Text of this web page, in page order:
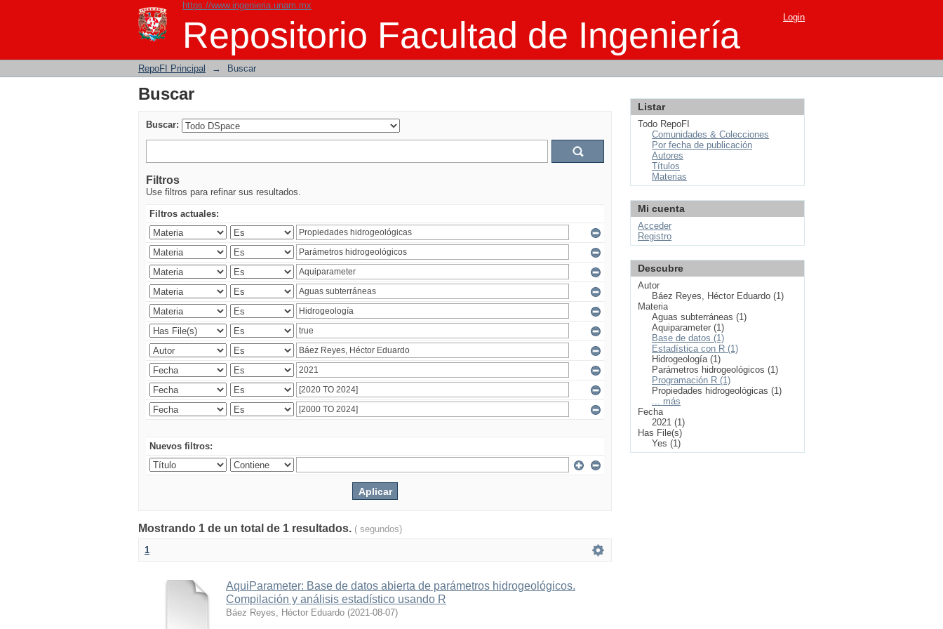
https://www.ingenieria.unam.mx
Repositorio Facultad de Ingeniería
Buscar Login
RepoFI Principal → Buscar
Buscar
Buscar:
Filtros
Use filtros para refinar sus resultados.
Filtros actuales:
Nuevos filtros:
Mostrando 1 de un total de 1 resultados. ( segundos)
1
AquiParameter: Base de datos abierta de parámetros hidrogeológicos.
Compilación y análisis estadístico usando R
Báez Reyes, Héctor Eduardo (2021-08-07)
Listar
Todo RepoFI
Comunidades & Colecciones
Por fecha de publicación
Autores
Títulos
Materias
Mi cuenta
Acceder
Registro
Descubre
Autor
Báez Reyes, Héctor Eduardo (1)
Materia
Aguas subterráneas (1)
Aquiparameter (1)
Base de datos (1)
Estadística con R (1)
Hidrogeología (1)
Parámetros hidrogeológicos (1)
Programación R (1)
Propiedades hidrogeológicas (1)
... más
Fecha
2021 (1)
Has File(s)
Yes (1)